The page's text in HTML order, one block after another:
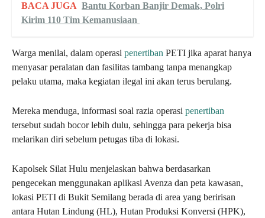
BACA JUGA Bantu Korban Banjir Demak, Polri
Kirim 110 Tim Kemanusiaan
Warga menilai, dalam operasi penertiban PETI jika aparat hanya
menyasar peralatan dan fasilitas tambang tanpa menangkap
pelaku utama, maka kegiatan ilegal ini akan terus berulang.
Mereka menduga, informasi soal razia operasi penertiban
tersebut sudah bocor lebih dulu, sehingga para pekerja bisa
melarikan diri sebelum petugas tiba di lokasi.
Kapolsek Silat Hulu menjelaskan bahwa berdasarkan
pengecekan menggunakan aplikasi Avenza dan peta kawasan,
lokasi PETI di Bukit Semilang berada di area yang beririsan
antara Hutan Lindung (HL), Hutan Produksi Konversi (HPK),